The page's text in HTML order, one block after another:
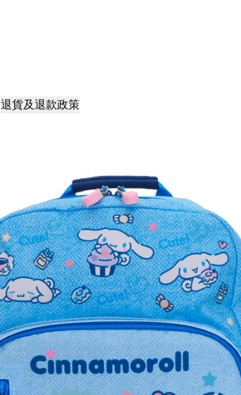
退貨及退款政策